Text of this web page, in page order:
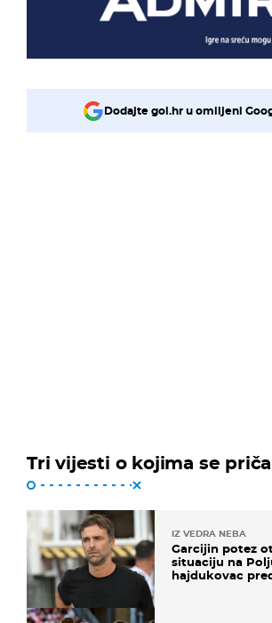
Dodajte gol.hr u omiljeni
Tri vijesti o kojima se priča
IZ VEDRA NEBA
Garcijin potez
situaciju na
hajdukovac